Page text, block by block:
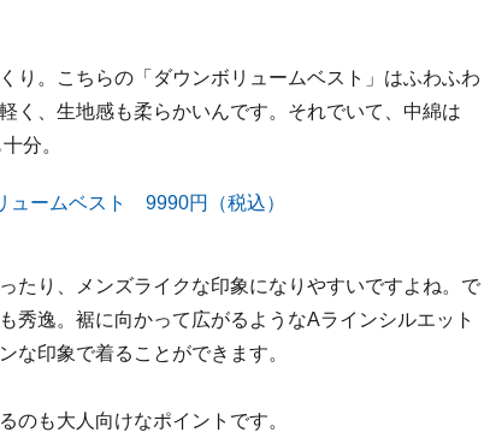
り。こちらの「ダウンボリュームベスト」はふわふわ
く、生地感も柔らかいんです。それでいて、中綿は
分。
たり、メンズライクな印象になりやすいですよね。で
秀逸。裾に向かって広がるようなAラインシルエット
な印象で着ることができます。
のも大人向けなポイントです。